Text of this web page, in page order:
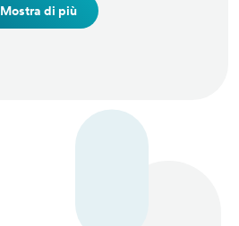
Mostra di più